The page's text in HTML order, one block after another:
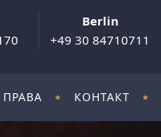
Berlin
+49 30 84710711
КОНТАКТ